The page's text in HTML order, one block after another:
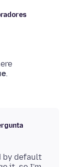
by default